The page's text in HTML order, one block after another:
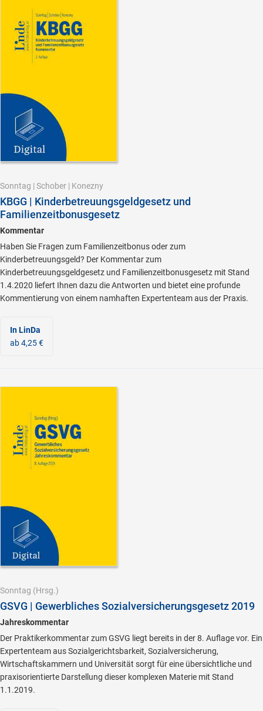
Sonntag | Schober | Konezny
KBGG | Kinderbetreuungsgeldgesetz und
Familienzeitbonusgesetz
Kommentar
Haben Sie Fragen zum Familienzeitbonus oder zum
Kinderbetreuungsgeld? Der Kommentar zum
Kinderbetreuungsgeldgesetz und Familienzeitbonusgesetz mit Stand
1.4.2020 liefert Ihnen dazu die Antworten und bietet eine profunde
Kommentierung von einem namhaften Expertenteam aus der Praxis.
In LinDa
ab 4,25 €
Sonntag (Hrsg.)
GSVG | Gewerbliches Sozialversicherungsgesetz 2019
Jahreskommentar
Der Praktikerkommentar zum GSVG liegt bereits in der 8. Auflage vor. Ein
Expertenteam aus Sozialgerichtsbarkeit, Sozialversicherung,
Wirtschaftskammern und Universität sorgt für eine übersichtliche und
praxisorientierte Darstellung dieser komplexen Materie mit Stand
1.1.2019.